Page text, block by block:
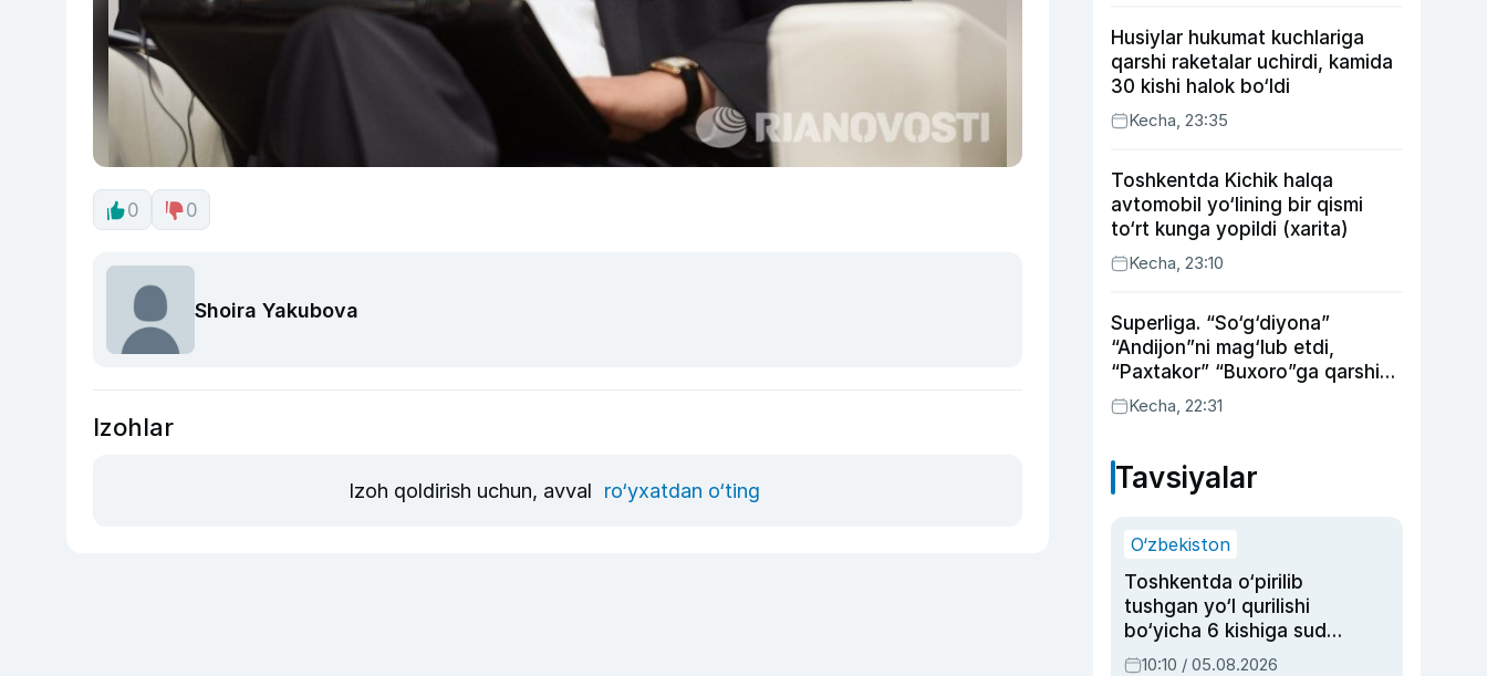
0 0
Shoira Yakubova
Izohlar
Izoh qoldirish uchun, avval ro‘yxatdan o‘ting
Husiylar hukumat kuchlariga
qarshi raketalar uchirdi, kamida
30 kishi halok bo‘ldi
Kecha, 23:35
Toshkentda Kichik halqa
avtomobil yo‘lining bir qismi
to‘rt kunga yopildi (xarita)
Kecha, 23:10
Superliga. “So‘g‘diyona”
“Andijon”ni mag‘lub etdi,
“Paxtakor” “Buxoro”ga qarshi
bahsda g‘alabani qo‘ldan
chiqardi
Kecha, 22:31
Tavsiyalar
O‘zbekiston
Toshkentda o‘pirilib
tushgan yo‘l qurilishi
bo‘yicha 6 kishiga sud
hukmi o‘qildi
10:10 / 05.08.2026